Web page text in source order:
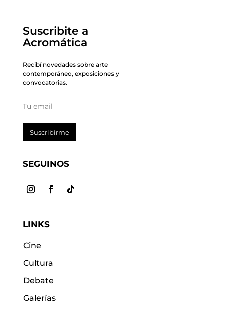
Suscribite a
Acromática
Recibí novedades sobre arte
contemporáneo, exposiciones y
convocatorias.
Suscribirme
SEGUINOS
LINKS
Cine
Cultura
Debate
Galerías